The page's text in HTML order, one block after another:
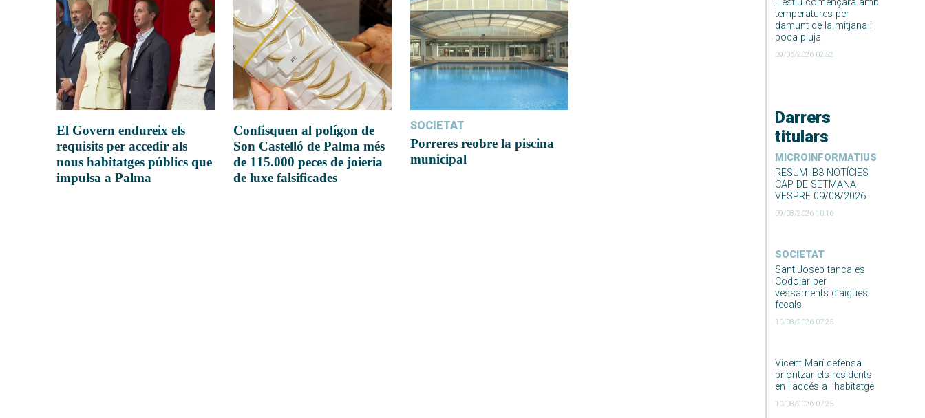
temperatures per
damunt de la mitjana i
poca pluja
09/06/2026 02:52
Darrers
titulars
MICROINFORMATIUS
RESUM IB3 NOTÍCIES
CAP DE SETMANA
VESPRE 09/08/2026
09/08/2026 10:16
SOCIETAT
Sant Josep tanca es
Codolar per
vessaments d’aigües
fecals
10/08/2026 07:25
Vicent Marí defensa
prioritzar els residents
en l’accés a l’habitatge
10/08/2026 07:25
El Govern endureix els
requisits per accedir als
nous habitatges públics que
impulsa a Palma
Confisquen al polígon de
Son Castelló de Palma més
de 115.000 peces de joieria
de luxe falsificades
SOCIETAT
Porreres reobre la piscina
municipal